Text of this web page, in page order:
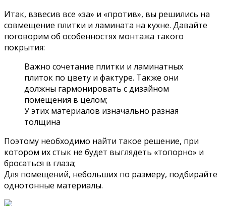
Итак, взвесив все «за» и «против», вы решились на
совмещение плитки и ламината на кухне. Давайте
поговорим об особенностях монтажа такого
покрытия:
Важно сочетание плитки и ламинатных
плиток по цвету и фактуре. Также они
должны гармонировать с дизайном
помещения в целом;
У этих материалов изначально разная
толщина
Поэтому необходимо найти такое решение, при
котором их стык не будет выглядеть «топорно» и
бросаться в глаза;
Для помещений, небольших по размеру, подбирайте
однотонные материалы.